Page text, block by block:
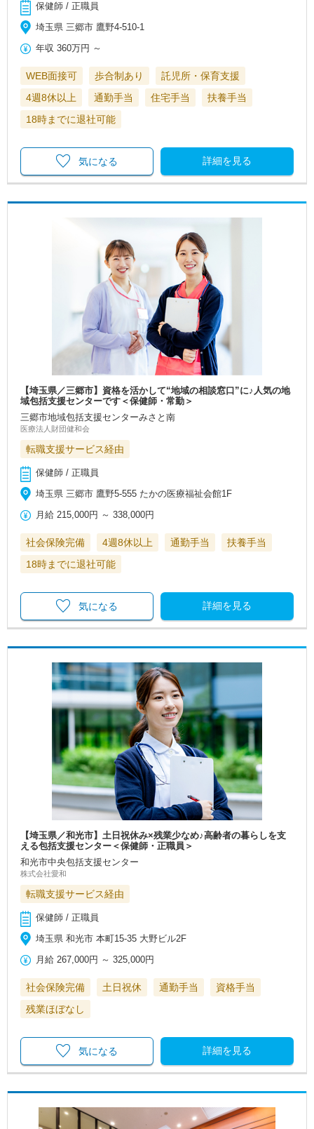
保健師 / 正職員
埼玉県 三郷市 鷹野4-510-1
年収 360万円 ～
WEB面接可 歩合制あり
託児所・保育支援
4週8休以上
通勤手当 住宅手当
扶養手当
18時までに退社可能
詳細を見る
気になる
【埼玉県／三郷市】資格を活かして“地域の相談窓口”に♪人気の地
域包括支援センターです＜保健師・常勤＞
三郷市地域包括支援センターみさと南
医療法人財団健和会
転職支援サービス経由
保健師 / 正職員
埼玉県 三郷市 鷹野5‐555 たかの医療福祉会館1F
月給 215,000円 ～338,000円
社会保険完備 4週8休以上 通勤手当
扶養手当
18時までに退社可能
詳細を見る
気になる
【埼玉県／和光市】土日祝休み×残業少なめ♪高齢者の暮らしを支
える包括支援センター＜保健師・正職員＞
和光市中央包括支援センター
株式会社愛和
転職支援サービス経由
保健師 / 正職員
埼玉県 和光市 本町15-35 大野ビル2F
月給 267,000円 ～325,000円
社会保険完備 土日祝休 通勤手当
資格手当
残業ほぼなし
詳細を見る
気になる